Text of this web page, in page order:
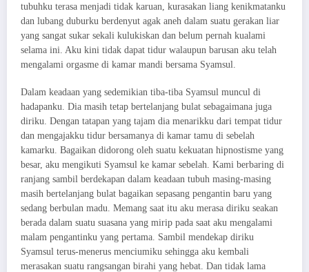
tubuhku terasa menjadi tidak karuan, kurasakan liang kenikmatanku
dan lubang duburku berdenyut agak aneh dalam suatu gerakan liar
yang sangat sukar sekali kulukiskan dan belum pernah kualami
selama ini. Aku kini tidak dapat tidur walaupun barusan aku telah
mengalami orgasme di kamar mandi bersama Syamsul.
Dalam keadaan yang sedemikian tiba-tiba Syamsul muncul di
hadapanku. Dia masih tetap bertelanjang bulat sebagaimana juga
diriku. Dengan tatapan yang tajam dia menarikku dari tempat tidur
dan mengajakku tidur bersamanya di kamar tamu di sebelah
kamarku. Bagaikan didorong oleh suatu kekuatan hipnostisme yang
besar, aku mengikuti Syamsul ke kamar sebelah. Kami berbaring di
ranjang sambil berdekapan dalam keadaan tubuh masing-masing
masih bertelanjang bulat bagaikan sepasang pengantin baru yang
sedang berbulan madu. Memang saat itu aku merasa diriku seakan
berada dalam suatu suasana yang mirip pada saat aku mengalami
malam pengantinku yang pertama. Sambil mendekap diriku
Syamsul terus-menerus menciumiku sehingga aku kembali
merasakan suatu rangsangan birahi yang hebat. Dan tidak lama